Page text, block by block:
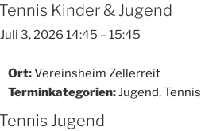
Kinder & Jugend
Juli 3, 2026 14:45 –15:45
Ort:Vereinsheim Zellerreit
Terminkategorien:Jugend,Tennis
Jugend